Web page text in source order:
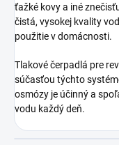
ťažké kovy a iné
čistá, vysokej kvality
použitie v domácnosti.
Tlakové čerpadlá pre
súčasťou týchto
osmózy je účinný a
vodu každý deň.